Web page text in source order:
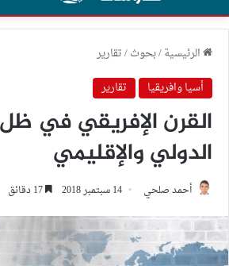
الرئيسية/بحوث/تقارير
أسيا وافريقيا
تقارير
القرن الإفريقي في
الدولي والإقليمي
أحمد صلحي 14 سبتمبر 2018